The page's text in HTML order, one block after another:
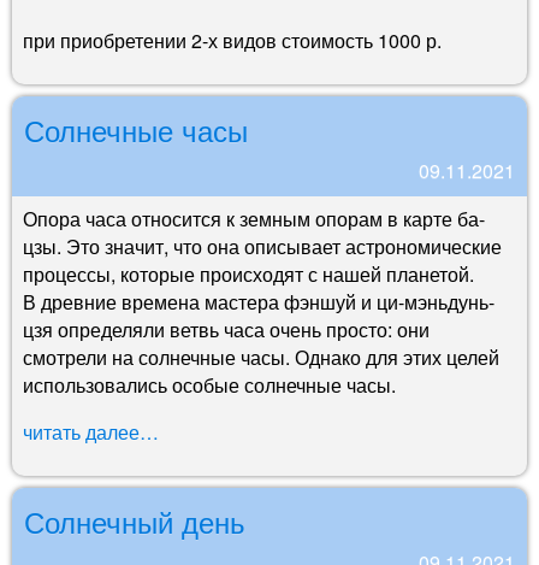
при приобретении 2-х видов стоимость 1000 р.
Солнечные часы
09.11.2021
Опора часа относится к земным опорам в карте ба-
цзы. Это значит, что она описывает астрономические
процессы, которые происходят с нашей планетой.
В древние времена мастера фэншуй и ци-мэньдунь-
цзя определяли ветвь часа очень просто: они
смотрели на солнечные часы. Однако для этих целей
использовались особые солнечные часы.
читать далее…
Солнечный день